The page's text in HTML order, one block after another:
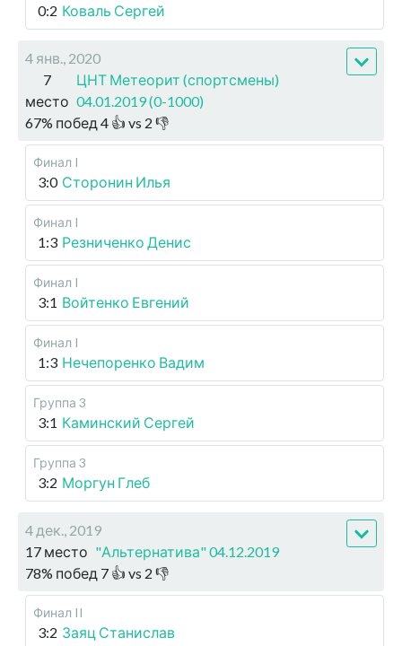
0:2 Коваль Сергей
4 янв., 2020
7
место
ЦНТ Метеорит (спортсмены)
04.01.2019 (0-1000)
67% побед 4 👍 vs 2 👎
Финал I
3:0 Сторонин Илья
Финал I
1:3 Резниченко Денис
Финал I
3:1 Войтенко Евгений
Финал I
1:3 Нечепоренко Вадим
Группа 3
3:1 Каминский Сергей
Группа 3
3:2 Моргун Глеб
4 дек., 2019
17 место "Альтернатива" 04.12.2019
78% побед 7 👍 vs 2 👎
Финал II
3:2 Заяц Станислав